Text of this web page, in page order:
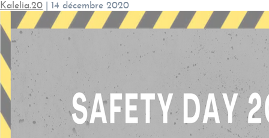
Kalelia.20 14 décembre 2020